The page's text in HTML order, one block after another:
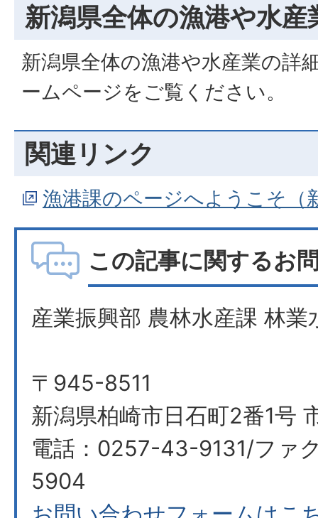
新潟県全体の漁港や水産
新潟県全体の漁港や水産業の詳
ームページをご覧ください。
関連リンク
漁港課のページへようこそ（
この記事に関するお
産業振興部 農林水産課 林業
〒945-8511
新潟県柏崎市日石町2番1号
電話：0257-43-9131/ファ
5904